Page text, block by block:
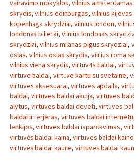
vairavimo mokyklos, vilnius
skrydis, vilnius edinburgas, vilnius kijevas
kopenhaga skrydziai, vilnius london,
londonas bilietai, vilnius londonas
skrydziai, vilnius milanas pigus skrydziai,
oslas, vilnius oslas skrydis, vilnius roma
vilnius viena skrydis, virtuv4s baldai,
virtuve baldai, virtuve kartu su svetaine,
virtuves aksesuarai, virtuves apdaila,
baldai, virtuves baldai akcija, virtuves
alytus, virtuves baldai deveti, virtuves
baldai interjeras, virtuves baldai internetu,
lenkijos, virtuves baldai ispardavimas,
virtuvės baldai kaina, virtuves baldai
virtuvės baldai kaune, virtuves baldai